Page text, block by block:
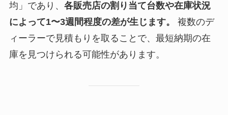
均」であり、 各販売店の割り当て台数や在庫状況
によって1〜3週間程度の差が生じます。
複数のデ
ィーラーで見積もりを取ることで、最短納期の在
庫を見つけられる可能性があります。